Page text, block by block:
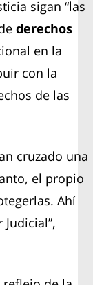
sigan “las
derechos
en la
con la
de las
cruzado una
el propio
Ahí